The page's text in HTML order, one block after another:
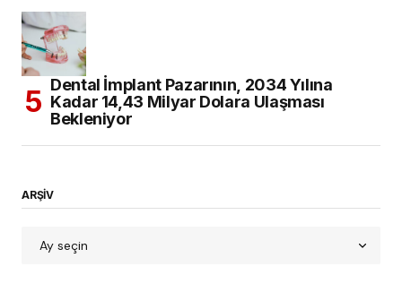
Dental İmplant Pazarının, 2034 Yılına
Kadar 14,43 Milyar Dolara Ulaşması
Bekleniyor
ARŞİV